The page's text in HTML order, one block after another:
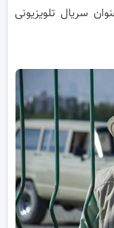
سریال تلویزیونی